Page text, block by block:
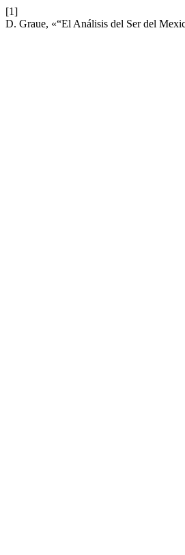
[1]
D. Graue, «“El Análisis del Ser del